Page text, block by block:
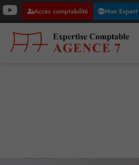
Accès comptabilité Mon